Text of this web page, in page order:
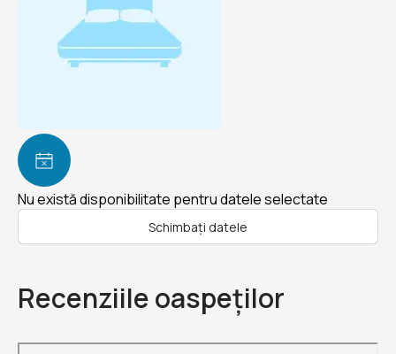
Nu există disponibilitate pentru datele selectate
Schimbați datele
Recenziile oaspeților